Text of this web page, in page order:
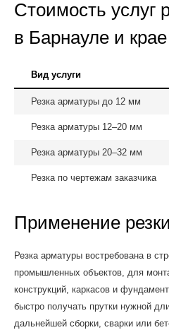
Стоимость услуг
в Барнауле и крае
Вид услуги
Резка арматуры до 12 мм
Резка арматуры 12–20 мм
Резка арматуры 20–32 мм
Резка по чертежам заказчика
Применение
Резка арматуры востребована в
промышленных объектов, для
конструкций, каркасов и
быстро получать прутки нужной
дальнейшей сборки, сварки или